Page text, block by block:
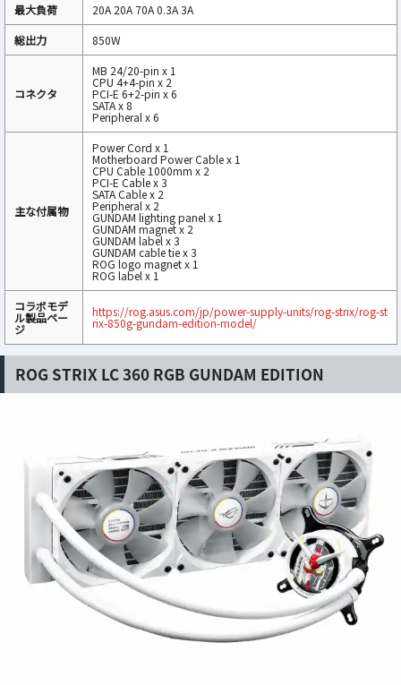
最大負荷
20A 20A 70A 0.3A 3A
総出力
850W
コネクタ
MB 24/20-pin x 1
CPU 4+4-pin x 2
PCI-E 6+2-pin x 6
SATA x 8
Peripheral x 6
主な付属物
Power Cord x 1
Motherboard Power Cable x 1
CPU Cable 1000mm x 2
PCI-E Cable x 3
SATA Cable x 2
Peripheral x 2
GUNDAM lighting panel x 1
GUNDAM magnet x 2
GUNDAM label x 3
GUNDAM cable tie x 3
ROG logo magnet x 1
ROG label x 1
コラボモデ
ル製品ペー
ジ
https://rog.asus.com/jp/power-supply-units/rog-strix/rog-st
rix-850g-gundam-edition-model/
ROG STRIX LC 360 RGB GUNDAM EDITION